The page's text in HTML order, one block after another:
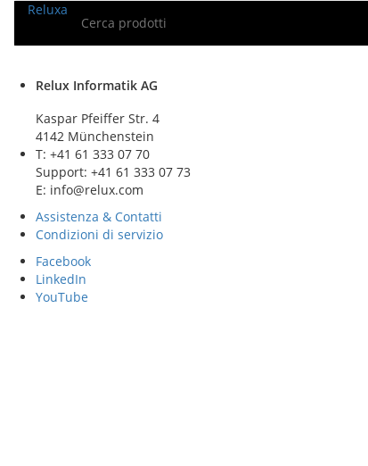
Reluxa
Cerca prodotti
Relux Informatik AG
Kaspar Pfeiffer Str. 4
4142 Münchenstein
T: +41 61 333 07 70
Support: +41 61 333 07 73
E: info@relux.com
Assistenza & Contatti
Condizioni di servizio
Facebook
LinkedIn
YouTube